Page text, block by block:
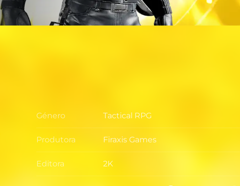
Género
Género
Tactical RPG
Produtora
Produtora
Firaxis Games
Editora
Editora
2K